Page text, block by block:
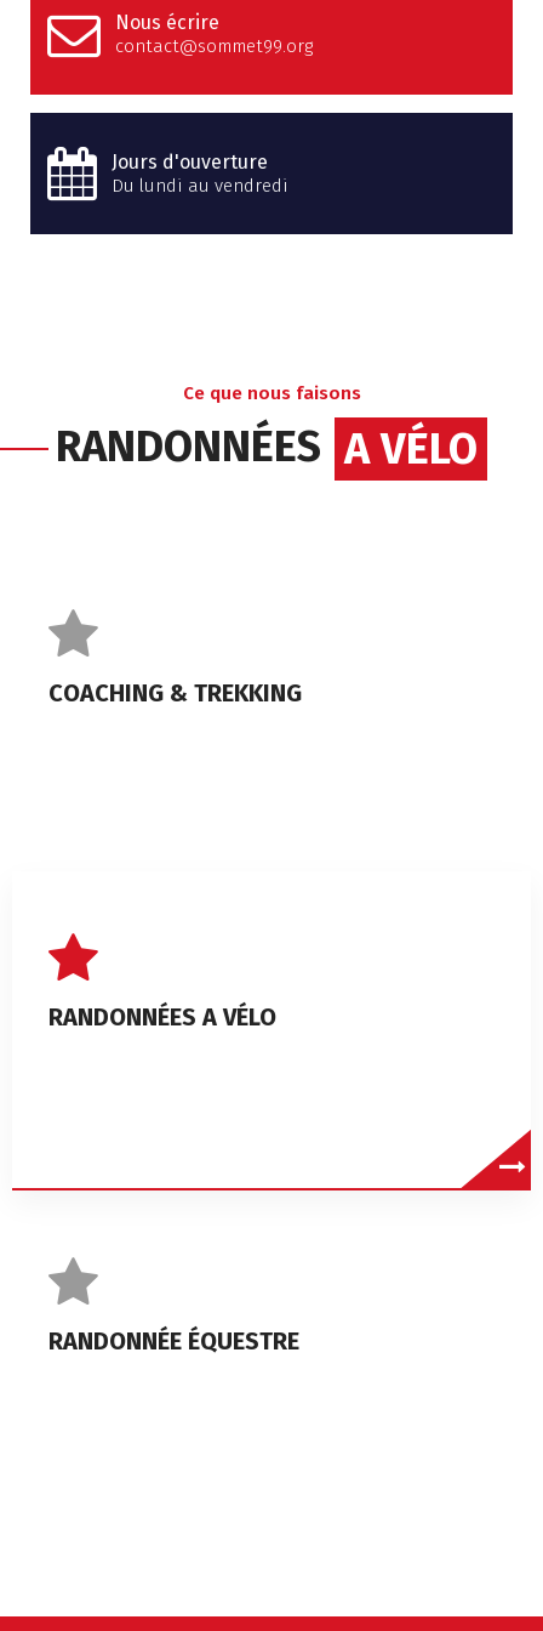
Nous écrire
contact@sommet99.org
Jours d'ouverture
Du lundi au vendredi
Ce que nous faisons
RANDONNÉES A VÉLO
COACHING & TREKKING
RANDONNÉES A VÉLO
RANDONNÉE ÉQUESTRE